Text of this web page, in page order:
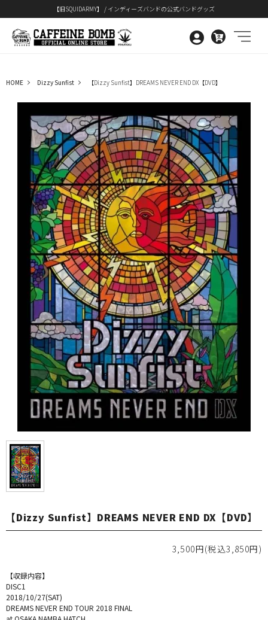
【旧SQUIDARMY】 / インディーズバンドの公式バンドグッズ
0
HOME Dizzy Sunfist 【Dizzy Sunfist】DREAMS NEVER END DX【DVD】
【Dizzy Sunfist】DREAMS NEVER END DX【DVD】
3,500円(税込3,850円)
【収録内容】
DISC1
2018/10/27(SAT)
DREAMS NEVER END TOUR 2018 FINAL